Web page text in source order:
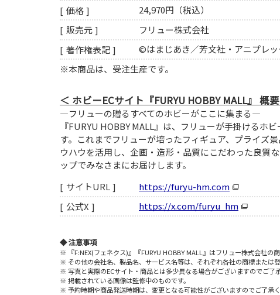
価格
24,970円（税込）
販売元
フリュー株式会社
著作権表記
©はまじあき／芳文社・アニプレッ
※本商品は、受注生産です。
ホビーECサイト『FURYU HOBBY MALL』 概要
―フリューの贈るすべてのホビーがここに集まる―
『FURYU HOBBY MALL』は、フリューが手掛けるホ
す。これまでフリューが培ったフィギュア、プライズ
ウハウを活用し、企画・造形・品質にこだわった良質
ップでみなさまにお届けします。
サイトURL
https://furyu-hm.com
公式X
https://x.com/furyu_hm
注意事項
『F:NEX(フェネクス)』『FURYU HOBBY MALL』はフリュー株式会社の
その他の会社名、製品名、サービス名等は、それぞれ各社の商標または登
写真と実際のECサイト・商品とは多少異なる場合がございますのでご了
掲載されている画像は監修中のものです。
予約時期や商品発送時期は、変更となる可能性がございますのでご了承く